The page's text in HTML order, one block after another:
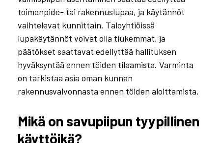
toimenpide- tai rakennuslupaa, ja käytännöt
vaihtelevat kunnittain. Taloyhtiöissä
lupakäytännöt voivat olla tiukemmat, ja
päätökset saattavat edellyttää hallituksen
hyväksyntää ennen töiden tilaamista. Varminta
on tarkistaa asia oman kunnan
rakennusvalvonnasta ennen töiden aloittamista.
Mikä on savupiipun tyypillinen
käyttöikä?